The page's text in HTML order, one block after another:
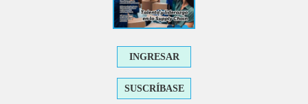
INGRESAR
SUSCRÍBASE